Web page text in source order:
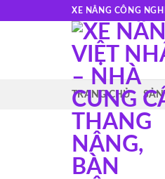
XE NÂNG CÔNG
TRANG CHỦ